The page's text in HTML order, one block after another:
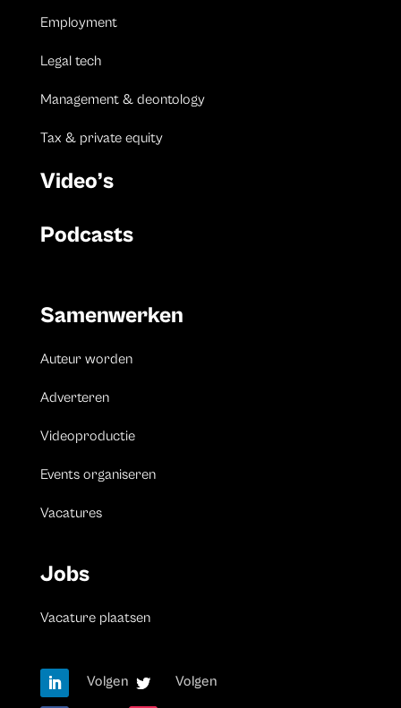
Employment
Legal tech
Management & deontology
Tax & private equity
Video’s
Podcasts
Samenwerken
Auteur worden
Adverteren
Videoproductie
Events organiseren
Vacatures
Jobs
Vacature plaatsen
Volgen Volgen